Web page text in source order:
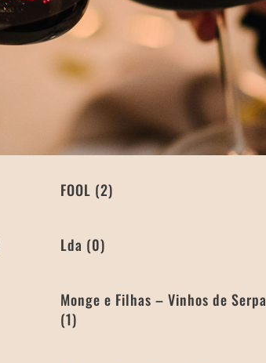
FOOL (2)
Lda (0)
Monge e Filhas – Vinhos de Serpa
(1)